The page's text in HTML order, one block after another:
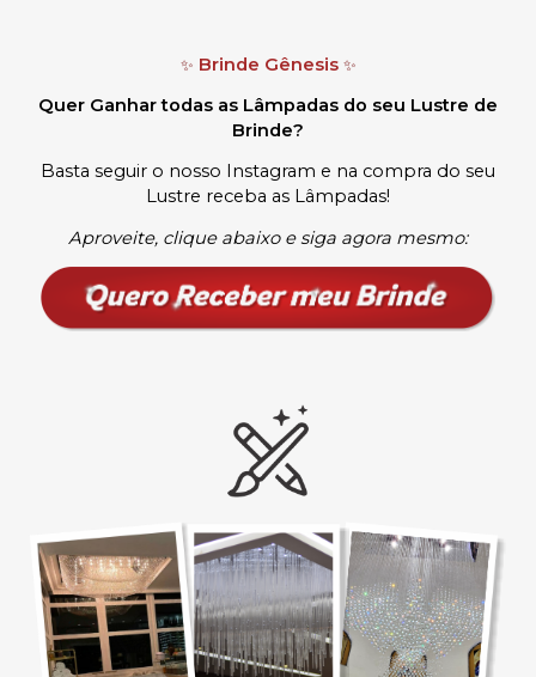
✨ Brinde Gênesis ✨
Quer Ganhar todas as Lâmpadas do seu Lustre de
Brinde?
Basta seguir o nosso Instagram e na compra do seu
Lustre receba as Lâmpadas!
Aproveite, clique abaixo e siga agora mesmo: